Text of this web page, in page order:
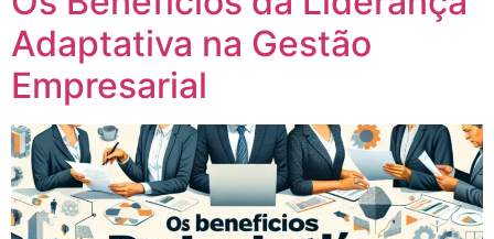
Adaptativa na Gestão
Empresarial